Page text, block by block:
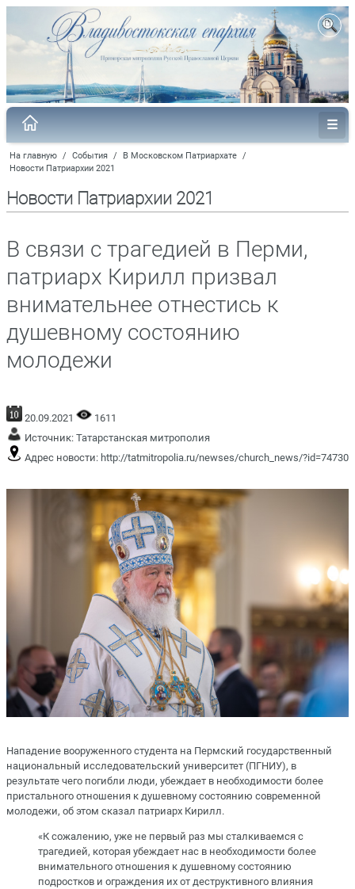
На главную / События / В Московском Патриархате /
Новости Патриархии 2021
Новости Патриархии 2021
В связи с трагедией в Перми,
патриарх Кирилл призвал
внимательнее отнестись к
душевному состоянию
молодежи
20.09.2021
1611
Источник: Татарстанская митрополия
Адрес новости: http://tatmitropolia.ru/newses/church_news/?id=74730
Нападение вооруженного студента на Пермский государственный
национальный исследовательский университет (ПГНИУ), в
результате чего погибли люди, убеждает в необходимости более
пристального отношения к душевному состоянию современной
молодежи, об этом сказал патриарх Кирилл.
«К сожалению, уже не первый раз мы сталкиваемся с
трагедией, которая убеждает нас в необходимости более
внимательного отношения к душевному состоянию
подростков и ограждения их от деструктивного влияния